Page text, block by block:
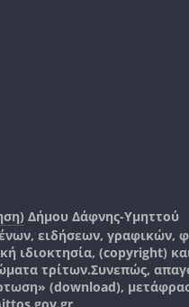
Δήμου Δάφνης-Υμηττού
ειδήσεων, γραφικών,
(copyright)
τρίτων.Συνεπώς,
(download),